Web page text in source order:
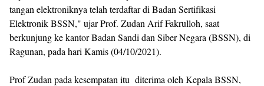
tangan elektroniknya telah terdaftar di Badan Sertifikasi
Elektronik BSSN," ujar Prof. Zudan Arif Fakrulloh, saat
berkunjung ke kantor Badan Sandi dan Siber Negara (BSSN), di
Ragunan, pada hari Kamis (04/10/2021).
Prof Zudan pada kesempatan itu diterima oleh Kepala BSSN,